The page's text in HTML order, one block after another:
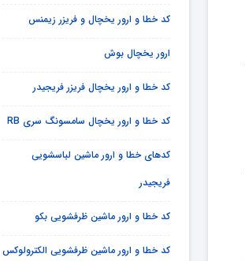
کد خطا و ارور یخچال و فریزر زیمنس
ارور یخچال بوش
کد خطا و ارور یخچال فریزر فریجیدر
کد خطا و ارور یخچال سامسونگ سری RB
کدهای خطا و ارور ماشین لباسشویی
فریجیدر
کد خطا و ارور ماشین ظرفشویی بکو
کد خطا و ارور ماشین ظرفشویی الکترولوکس